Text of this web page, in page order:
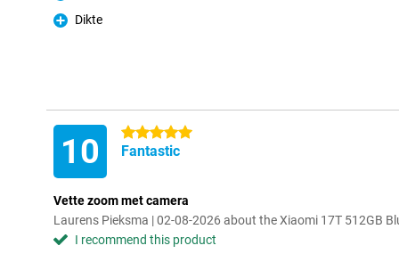
Pro
Pro
Dikte
10 5 stars
Fantastic
Vette zoom met camera
Laurens Pieksma | 02-08-2026 about the Xiaomi 17T 512GB
I recommend this product